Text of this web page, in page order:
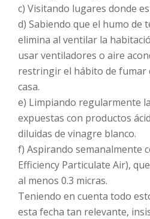
c) Visitando lugares donde
d) Sabiendo que el humo de
elimina al ventilar la
usar ventiladores o aire
restringir el hábito de fumar
casa.
e) Limpiando regularmente
expuestas con productos
diluidas de vinagre blanco.
f) Aspirando semanalmente
Efficiency Particulate Air),
al menos 0.3 micras.
Teniendo en cuenta todo
esta fecha tan relevante,